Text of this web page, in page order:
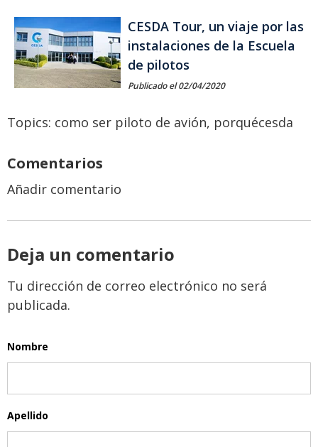
CESDA Tour, un viaje por las
instalaciones de la Escuela
de pilotos
Publicado el 02/04/2020
Topics: como ser piloto de avión, porquécesda
Comentarios
Añadir comentario
Deja un comentario
Tu dirección de correo electrónico no será
publicada.
Nombre
Apellido